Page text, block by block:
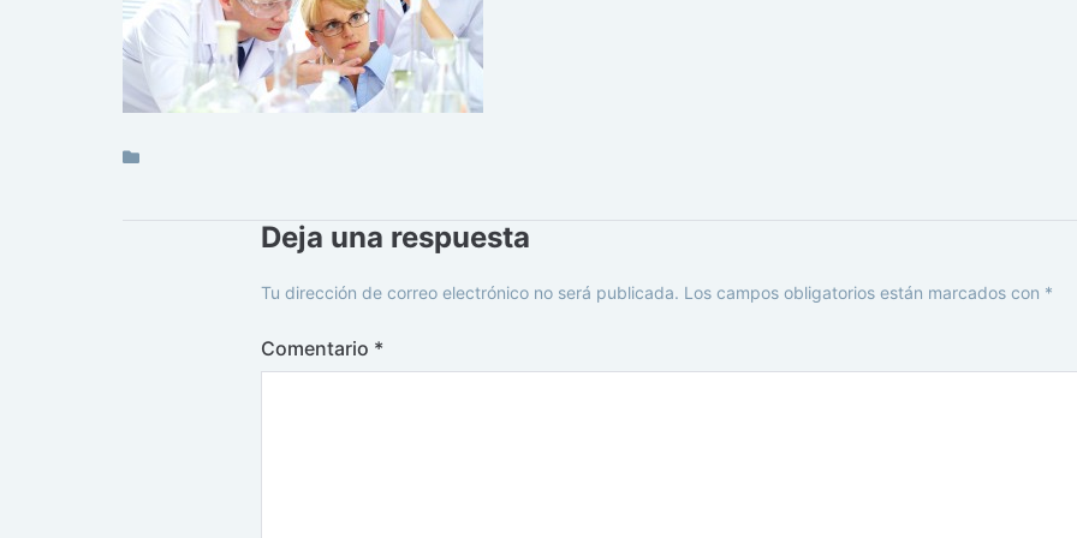
Deja una respuesta
Tu dirección de correo electrónico no será publicada. Los campos obligatorios están marcados con *
Comentario *